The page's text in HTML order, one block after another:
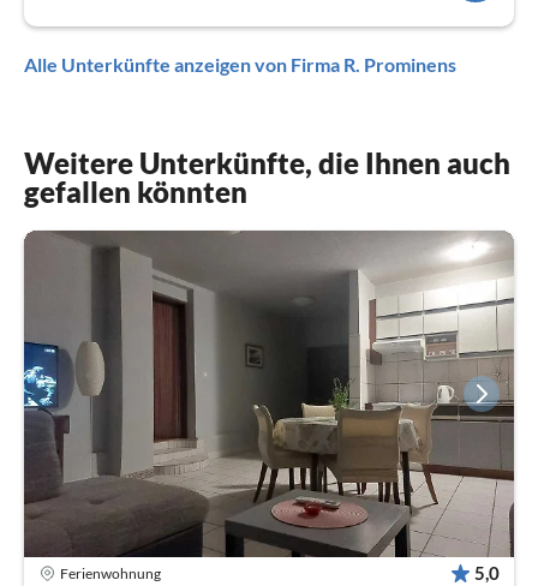
Alle Unterkünfte anzeigen von Firma R. Prominens
Weitere Unterkünfte, die Ihnen auch
gefallen könnten
Ferienwohnung 5,0